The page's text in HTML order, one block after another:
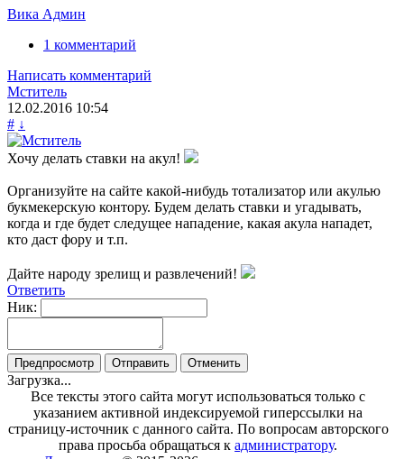
Вика Админ
1 комментарий
Написать комментарий
Мститель
12.02.2016 10:54
# ↓
Хочу делать ставки на акул!
Организуйте на сайте какой-нибудь тотализатор или акулью
букмекерскую контору. Будем делать ставки и угадывать,
когда и где будет следущее нападение, какая акула нападет,
кто даст фору и т.п.
Дайте народу зрелищ и развлечений!
Ответить
Ник:
Загрузка...
Все тексты этого сайта могут использоваться только с
указанием активной индексируемой гиперссылки на
страницу-источник с данного сайта. По вопросам авторского
права просьба обращаться кадминистратору.